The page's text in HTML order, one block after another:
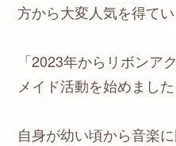
方から大変人気を得てい
「2023年からリボンア
メイド活動を始めました
自身が幼い頃から音楽